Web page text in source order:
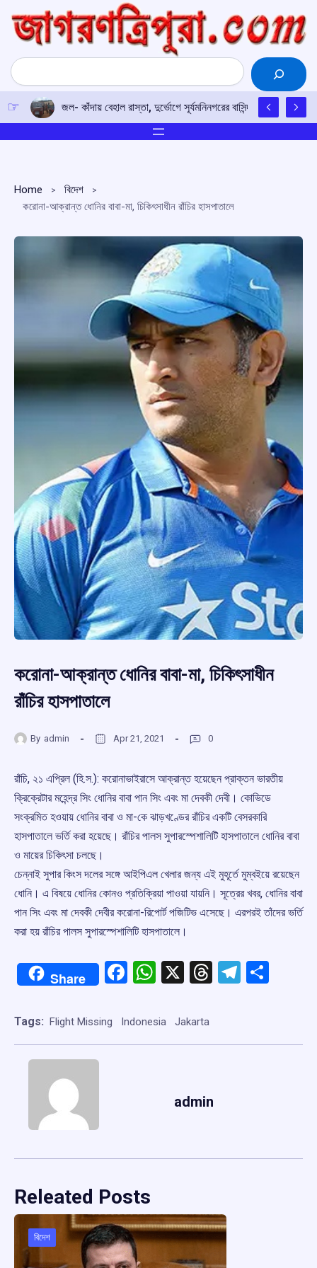
content
Search
জল- কাঁদায় বেহাল রাস্তা, দুর্ভোগে সূর্যমনিনগরের বাসিন্দারা
Home
বিদেশ
করোনা-আক্রান্ত ধোনির বাবা-মা, চিকিৎসাধীন রাঁচির হাসপাতালে
করোনা-আক্রান্ত ধোনির বাবা-মা, চিকিৎসাধীন
রাঁচির হাসপাতালে
By admin Apr 21, 2021 0
রাঁচি, ২১ এপ্রিল (হি.স.): করোনাভাইরাসে আক্রান্ত হয়েছেন প্রাক্তন ভারতীয়
ক্রিক্রেটার মহেন্দ্র সিং ধোনির বাবা পান সিং এবং মা দেবকী দেবী। কোভিডে
সংক্রমিত হওয়ায় ধোনির বাবা ও মা-কে ঝাড়খণ্ডের রাঁচির একটি বেসরকারি
হাসপাতালে ভর্তি করা হয়েছে। রাঁচির পালস সুপারস্পেশালিটি হাসপাতালে ধোনির বাবা
ও মায়ের চিকিৎসা চলছে।
চেন্নাই সুপার কিংস দলের সঙ্গে আইপিএল খেলার জন্য এই মুহূর্তে মুম্বইয়ে রয়েছেন
ধোনি। এ বিষয়ে ধোনির কোনও প্রতিক্রিয়া পাওয়া যায়নি। সূত্রের খবর, ধোনির বাবা
পান সিং এবং মা দেবকী দেবীর করোনা-রিপোর্ট পজিটিভ এসেছে। এরপরই তাঁদের ভর্তি
করা হয় রাঁচির পালস সুপারস্পেশালিটি হাসপাতালে।
Share Facebook
WhatsApp
X Threads
Tags: Flight Missing Indonesia Jakarta
admin
Releated Posts
বিদেশ